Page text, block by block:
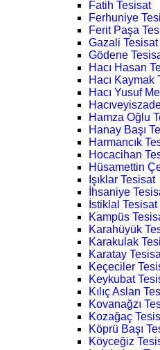
Fatih Tesisat
Ferhuniye
Ferit Paşa
Gazali Tesisat
Gödene
Hacı Hasan
Hacı Kaymak
Hacı Yusuf
Hamza Oğlu
Hanay Başı
Harmancık
Hocacihan
Hüsamettin
Işıklar Tesisat
İhsaniye
İstiklal Tesisat
Kampüs
Karahüyük
Karakulak
Karatay
Keçeciler
Keykubat
Kılıç Aslan
Kovanağzı
Kozağaç
Köprü Başı
Köyceğiz